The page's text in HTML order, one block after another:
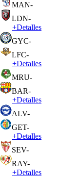
MAN-
LDN-
+Detalles
GYC-
LFC-
+Detalles
MRU-
BAR-
+Detalles
ALV-
GET-
+Detalles
SEV-
RAY-
+Detalles